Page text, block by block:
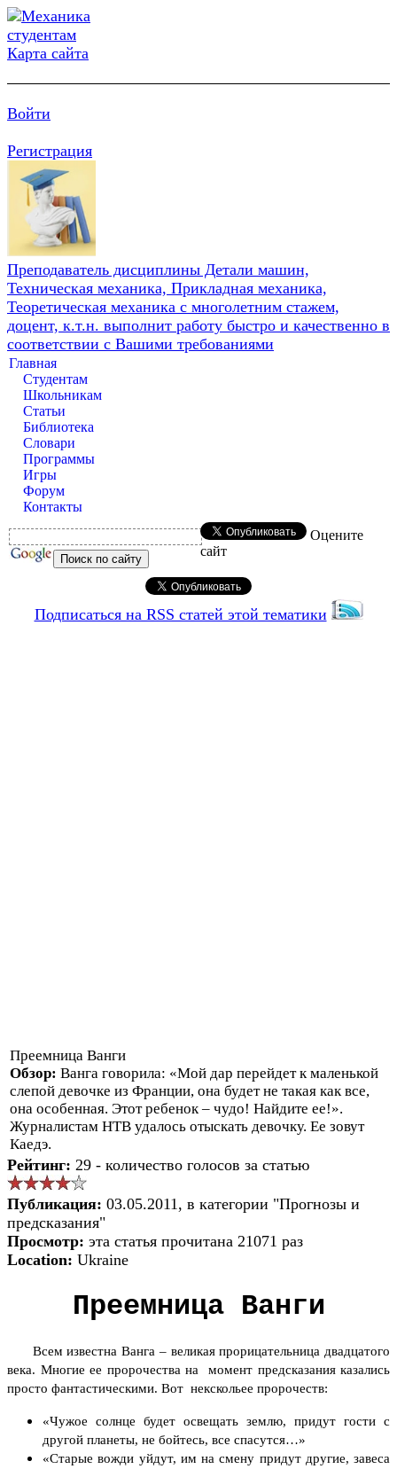
Карта сайта
Войти
Регистрация
Преподаватель дисциплины Детали машин,
Техническая механика, Прикладная механика,
Теоретическая механика с многолетним стажем,
доцент, к.т.н. выполнит работу быстро и качественно в
соответствии с Вашими требованиями
Главная
Студентам
Школьникам
Статьи
Библиотека
Словари
Программы
Игры
Форум
Контакты
Оцените
сайт
Подписаться на RSS статей этой тематики
Преемница Ванги
Обзор: Ванга говорила: «Мой дар перейдет к маленькой
слепой девочке из Франции, она будет не такая как все,
она особенная. Этот ребенок – чудо! Найдите ее!».
Журналистам НТВ удалось отыскать девочку. Ее зовут
Каедэ.
Рейтинг: 29 - количество голосов за статью
Публикация: 03.05.2011, в категории "Прогнозы и
предсказания"
Просмотр: эта статья прочитана 21071 раз
Location: Ukraine
Преемница Ванги
Всем известна Ванга – великая прорицательница двадцатого
века. Многие ее пророчества на момент предсказания казались
просто фантастическими. Вот некскольее пророчеств:
«Чужое солнце будет освещать землю, придут гости с
другой планеты, не бойтесь, все спасутся…»
«Старые вожди уйдут, им на смену придут другие, завеса